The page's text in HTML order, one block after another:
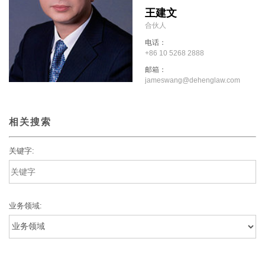
王建文
合伙人
电话：
+86 10 5268 2888
邮箱：
jameswang@dehenglaw.com
相关搜索
关键字:
业务领域: